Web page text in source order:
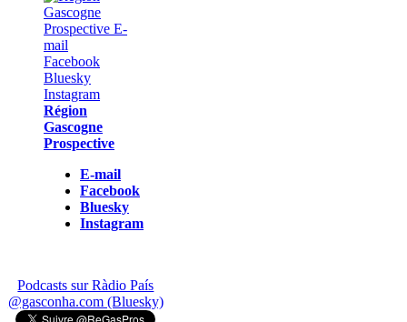
Région
Gascogne
Prospective
E-mail
Facebook
Bluesky
Instagram
Podcasts sur Ràdio País
@gasconha.com (Bluesky)